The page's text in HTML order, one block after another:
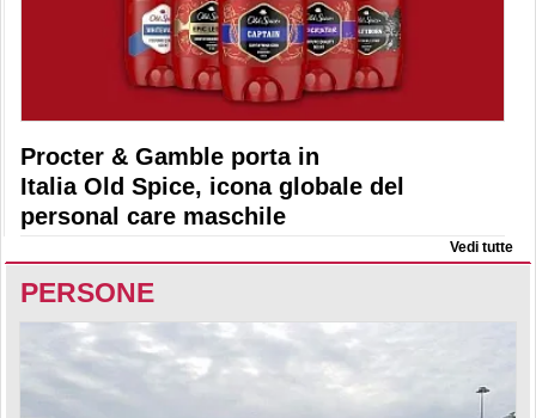
Procter & Gamble porta in
Italia Old Spice, icona globale del
personal care maschile
Vedi tutte
PERSONE